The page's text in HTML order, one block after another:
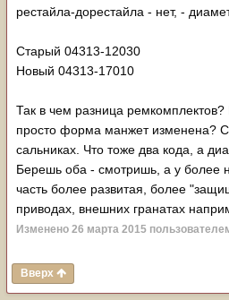
рестайла-дорестайла - нет, -
Старый 04313-12030
Новый 04313-17010
Так в чем разница
просто форма манжет изменена?
сальниках. Что тоже два кода, а
Берешь оба - смотришь, а у более
часть более развитая, более
приводах, внешних гранатах
Изменено 26 марта 2015
Вверх